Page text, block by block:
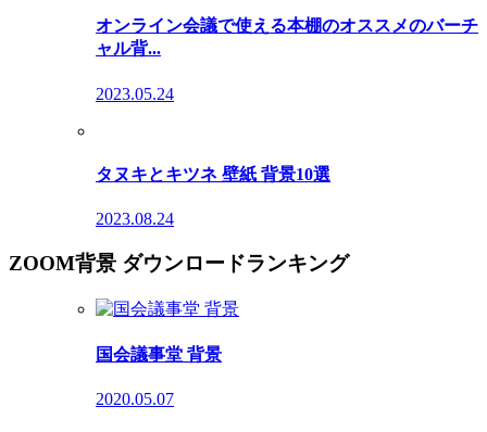
オンライン会議で使える本棚のオススメのバーチ
ャル背...
2023.05.24
タヌキとキツネ 壁紙 背景10選
2023.08.24
ZOOM背景 ダウンロードランキング
国会議事堂 背景
2020.05.07